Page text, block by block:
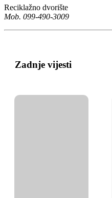
Reciklažno dvorište
Mob. 099-490-3009
Zadnje vijesti